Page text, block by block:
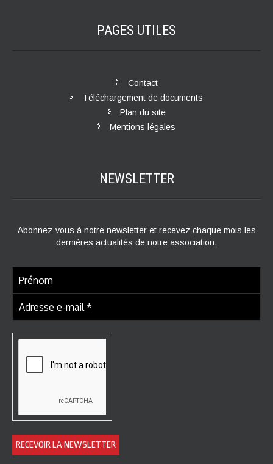
PAGES UTILES
Contact
Téléchargement de documents
Plan du site
Mentions légales
NEWSLETTER
Abonnez-vous à notre newsletter et recevez chaque mois les
dernières actualités de notre association.